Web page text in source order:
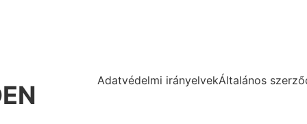
Adatvédelmi irányelvekÁltalános